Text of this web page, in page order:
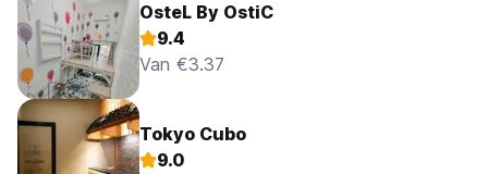
OsteL By OstiC
9.4
Van €3.37
Tokyo Cubo
9.0